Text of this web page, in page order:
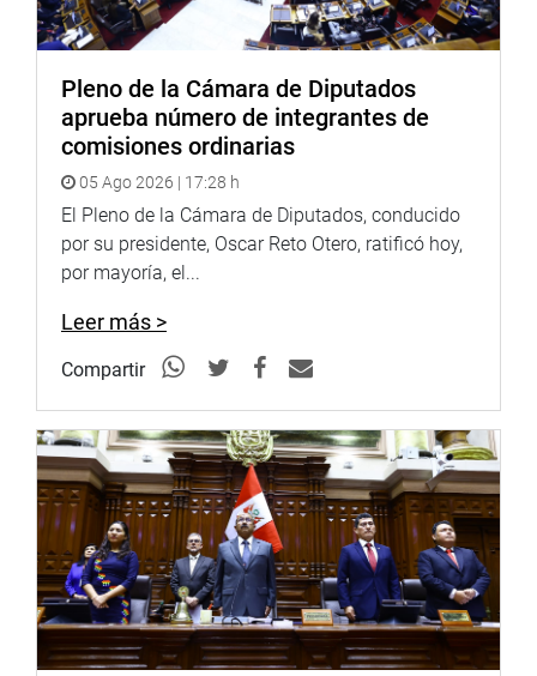
Pleno de la Cámara de Diputados
aprueba número de integrantes de
comisiones ordinarias
05 Ago 2026 | 17:28 h
El Pleno de la Cámara de Diputados, conducido
por su presidente, Oscar Reto Otero, ratificó hoy,
por mayoría, el...
Leer más >
Compartir